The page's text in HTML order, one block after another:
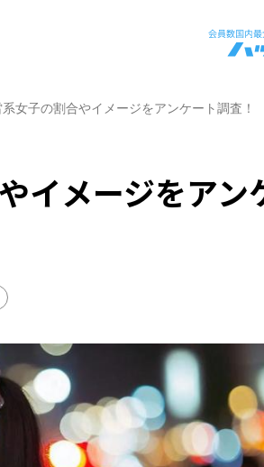
女子の割合やイメージをアンケート調査！
イメージをアン